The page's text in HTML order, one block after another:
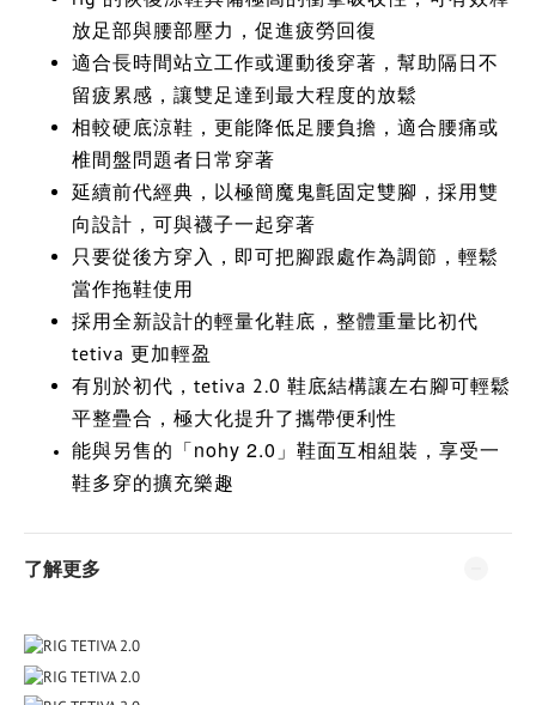
放足部與腰部壓力，促進疲勞回復
適合長時間站立工作或運動後穿著，幫助隔日不
留疲累感，讓雙足達到最大程度的放鬆
相較硬底涼鞋，更能降低足腰負擔，適合腰痛或
椎間盤問題者日常穿著
延續前代經典，以極簡魔鬼氈固定雙腳，採用雙
向設計，可與襪子一起穿著
只要從後方穿入，即可把腳跟處作為調節，輕鬆
當作拖鞋使用
採用全新設計的輕量化鞋底，整體重量比初代
tetiva 更加輕盈
有別於初代，tetiva 2.0 鞋底結構讓左右腳可輕鬆
平整疊合，極大化提升了攜帶便利性
能與另售的「nohy 2.0 」鞋面互相組裝，享受一
鞋多穿的擴充樂趣
了解更多